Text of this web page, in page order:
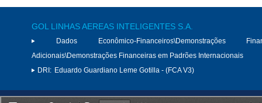
GOL LINHAS AEREAS INTELIGENTES S.A.
Dados Econômico-Financeiros\Demonstrações
Adicionais\Demonstrações Financeiras em Padrões Internacionais
DRI: Eduardo Guardiano Leme Gotilla - (FCA V3)